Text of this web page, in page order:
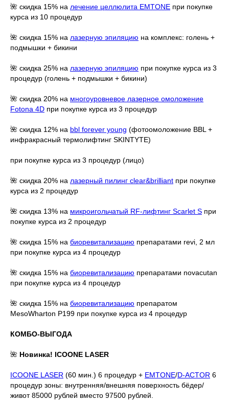
🌺 скидка 15% на лечение целлюлита EMTONE при покупке
курса из 10 процедур
🌺 скидка 15% на лазерную эпиляцию на комплекс: голень +
подмышки + бикини
🌺 скидка 25% на лазерную эпиляцию при покупке курса из 3
процедур (голень + подмышки + бикини)
🌺 скидка 20% на многоуровневое лазерное омоложение
Fotona 4D при покупке курса из 3 процедур
🌺 скидка 12% на bbl forever young (фотоомоложение BBL +
инфракрасный термолифтинг SKINTYTE)
при покупке курса из 3 процедур (лицо)
🌺 скидка 20% на лазерный пилинг clear&brilliant при покупке
курса из 2 процедур
🌺 скидка 13% на микроигольчатый RF-лифтинг Scarlet S при
покупке курса из 2 процедур
🌺 скидка 15% на биоревитализацию препаратами revi, 2 мл
при покупке курса из 4 процедур
🌺 скидка 15% на биоревитализацию препаратами novacutan
при покупке курса из 4 процедур
🌺 скидка 15% на биоревитализацию препаратом
MesoWharton P199 при покупке курса из 4 процедур
КОМБО-ВЫГОДА
🌺 Новинка! ICOONE LASER
ICOONE LASER (60 мин.) 6 процедур + EMTONE/D-ACTOR 6
процедур зоны: внутренняя/внешняя поверхность бёдер/
живот 85000 рублей вместо 97500 рублей.